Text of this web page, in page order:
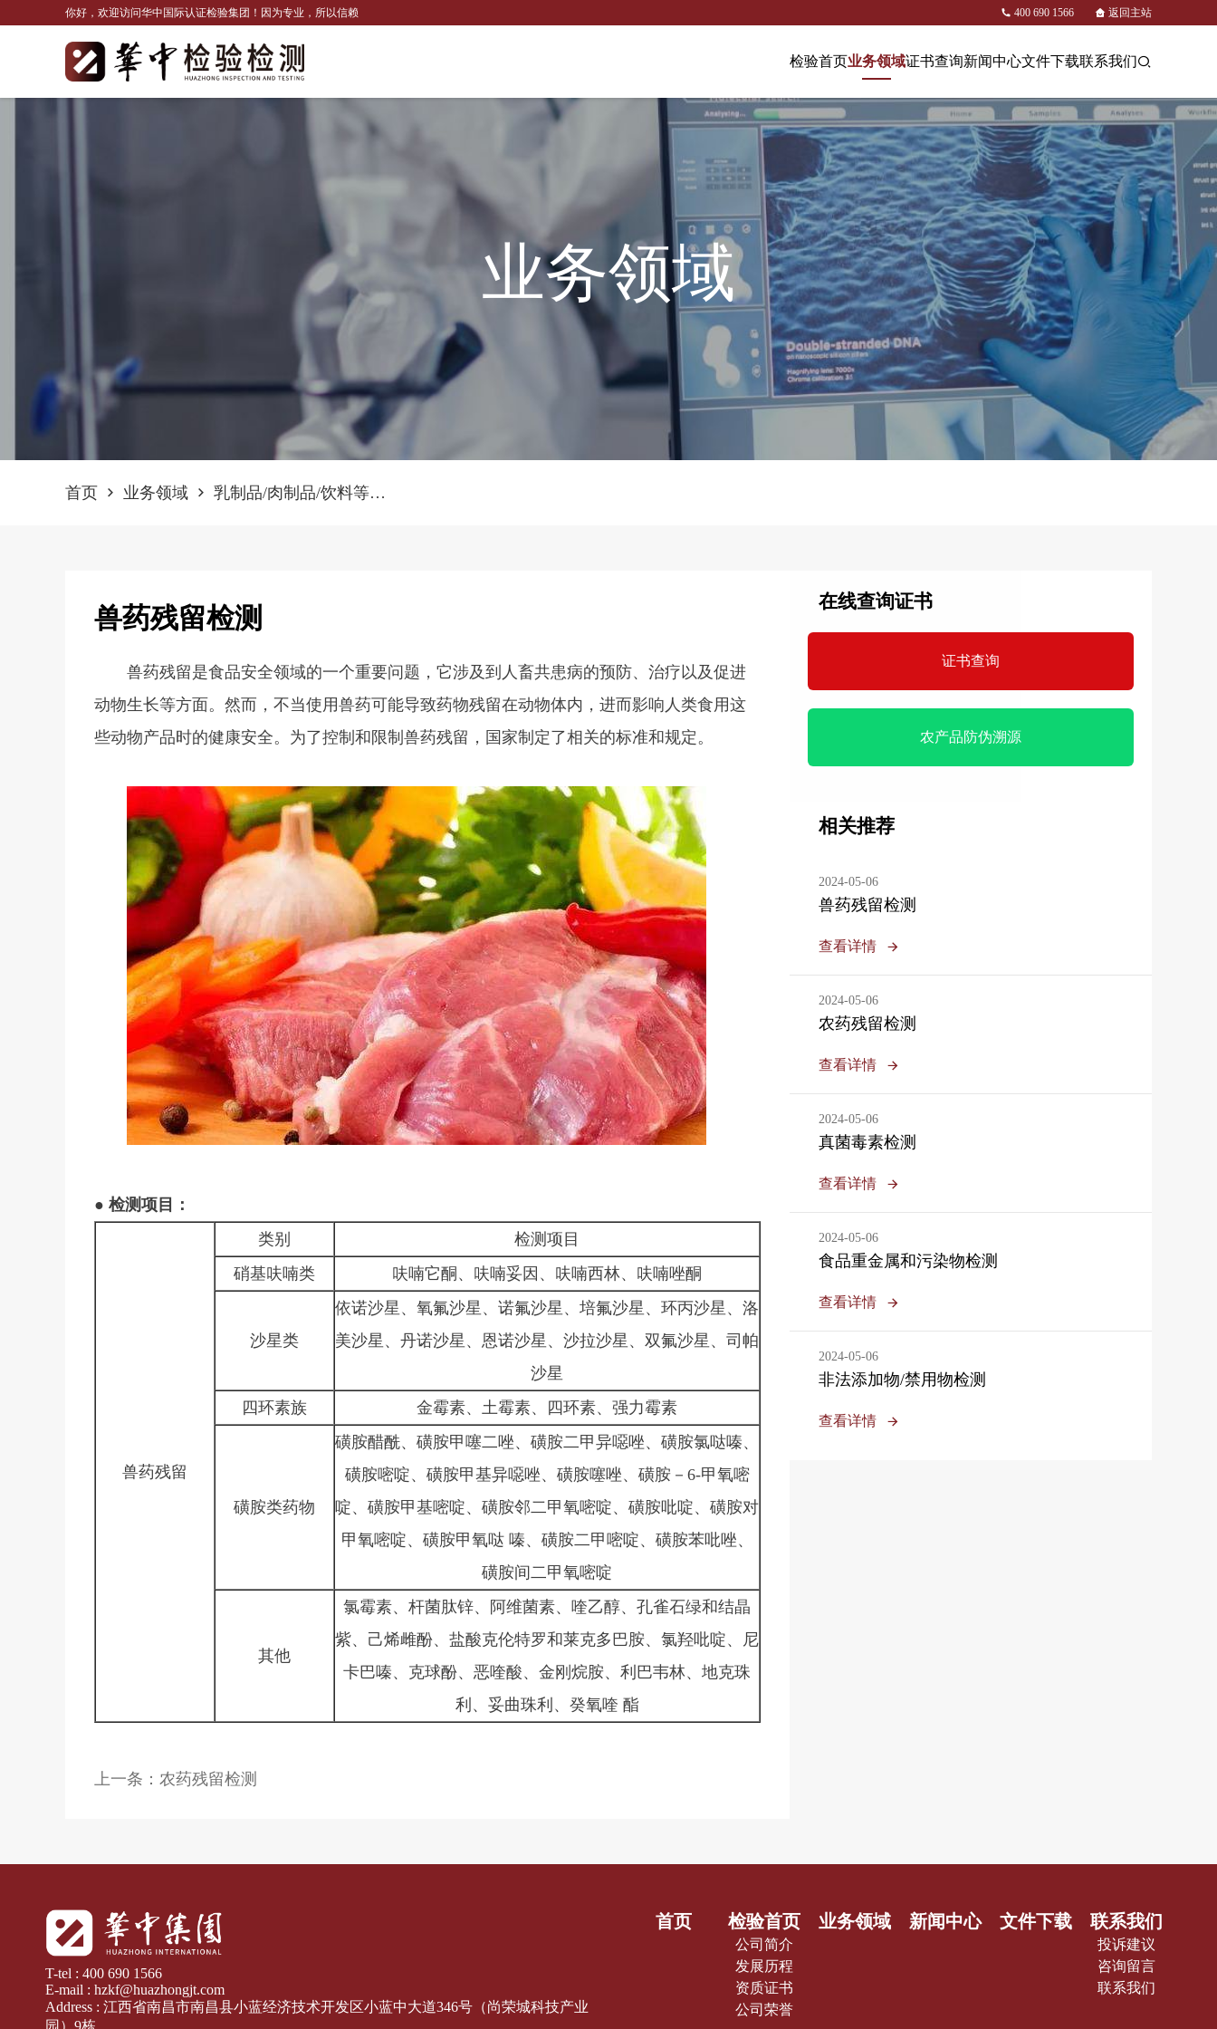
你好，欢迎访问华中国际认证检验集团！因为专业，所以信赖 400 690 1566 返回主站
检验首页业务领域证书查询新闻中心文件下载联系我们
业务领域
首页 业务领域
乳制品/肉制品/饮料等普
兽药残留检测
兽药残留是食品安全领域的一个重要问题，它涉及到人畜共患病的预防、治疗以及促进
动物生长等方面。然而，不当使用兽药可能导致药物残留在动物体内，进而影响人类食用这
些动物产品时的健康安全。为了控制和限制兽药残留，国家制定了相关的标准和规定。
● 检测项目：
兽药残留
类别
检测项目
硝基呋喃类
呋喃它酮、呋喃妥因、呋喃西林、呋喃唑酮
沙星类
依诺沙星、氧氟沙星、诺氟沙星、培氟沙星、环丙沙星、洛
美沙星、丹诺沙星、恩诺沙星、沙拉沙星、双氟沙星、司帕
沙星
四环素族
金霉素、土霉素、四环素、强力霉素
磺胺类药物
磺胺醋酰、磺胺甲噻二唑、磺胺二甲异噁唑、磺胺氯哒嗪、
磺胺嘧啶、磺胺甲基异噁唑、磺胺噻唑、磺胺－ 6-甲氧嘧
啶、磺胺甲基嘧啶、磺胺邻二甲氧嘧啶、磺胺吡啶、磺胺对
甲氧嘧啶、磺胺甲氧哒 嗪、磺胺二甲嘧啶、磺胺苯吡唑、
磺胺间二甲氧嘧啶
其他
氯霉素、杆菌肽锌、阿维菌素、喹乙醇、孔雀石绿和结晶
紫、己烯雌酚、盐酸克伦特罗和莱克多巴胺、氯羟吡啶、尼
卡巴嗪、克球酚、恶喹酸、金刚烷胺、利巴韦林、地克珠
利、妥曲珠利、癸氧喹 酯
上一条：农药残留检测
在线查询证书
证书查询
农产品防伪溯源
相关推荐
2024-05-06
兽药残留检测
查看详情
2024-05-06
农药残留检测
查看详情
2024-05-06
真菌毒素检测
查看详情
2024-05-06
食品重金属和污染物检测
查看详情
2024-05-06
非法添加物/禁用物检测
查看详情
T-tel : 400 690 1566
E-mail : hzkf@huazhongjt.com
Address : 江西省南昌市南昌县小蓝经济技术开发区小蓝中大道346号（尚荣城科技产业
首页 检验首页
公司简介
发展历程
资质证书
公司荣誉
业务领域 新闻中心 文件下载 联系我们
投诉建议
咨询留言
联系我们